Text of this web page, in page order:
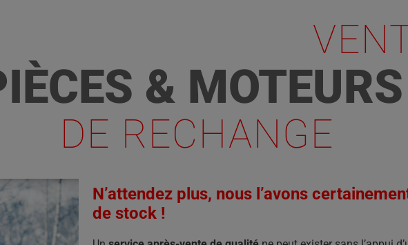
& MOTEURS
DE RECHANGE
N’attendez plus, nous l’avons
de stock !